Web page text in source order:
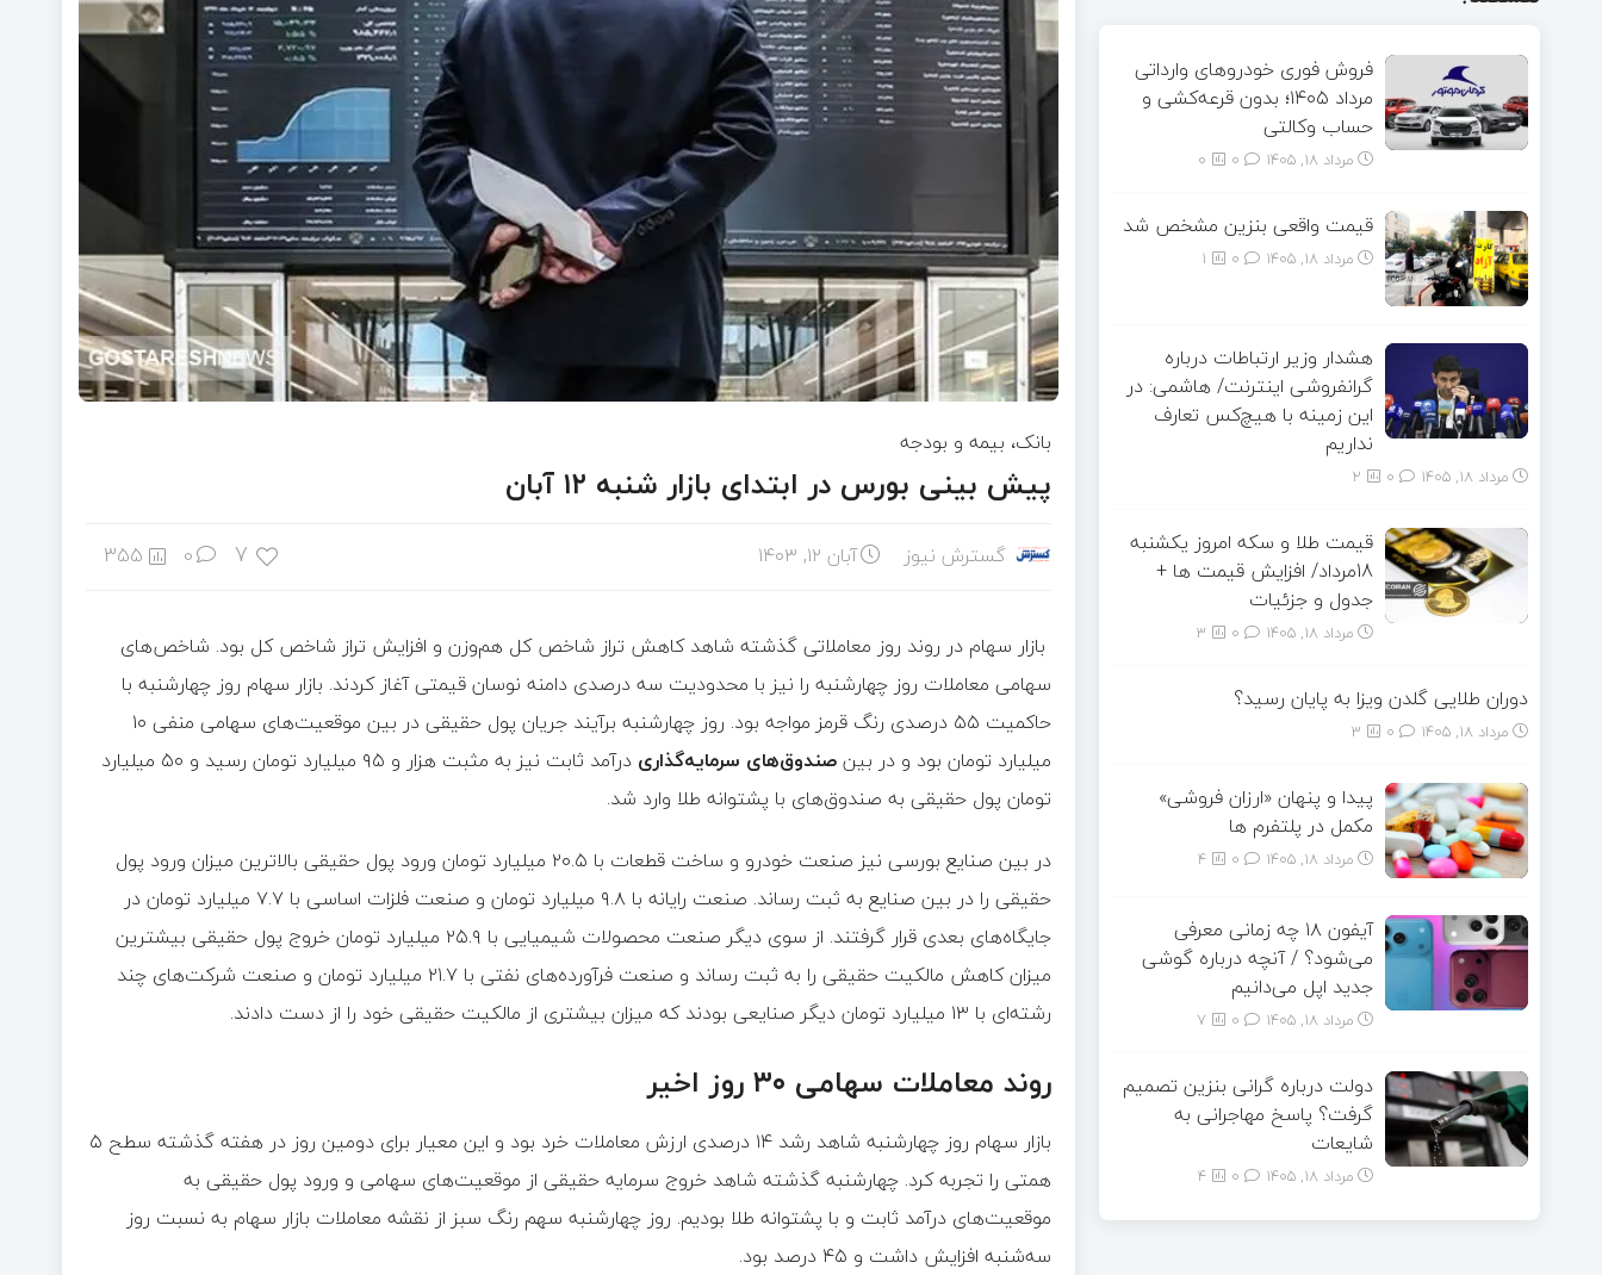
بانک، بیمه و بودجه
پیش بینی بورس در ابتدای بازار شنبه ۱۲ آبان
گسترش نیوز آبان ۱۲, ۱۴۰۳ 7
0
355
بازار سهام در روند روز معاملاتی گذشته شاهد کاهش تراز شاخص کل هم‌وزن و افزایش تراز شاخص کل بود. شاخص‌های
سهامی معاملات روز چهارشنبه را نیز با محدودیت سه درصدی دامنه نوسان قیمتی آغاز کردند. بازار سهام روز چهارشنبه با
حاکمیت ۵۵ درصدی رنگ قرمز مواجه بود. روز چهارشنبه برآیند جریان پول حقیقی در بین موقعیت‌های سهامی منفی ۱۰
میلیارد تومان بود و در بینصندوق‌های سرمایه‌گذاری
درآمد ثابت نیز به مثبت هزار و ۹۵ میلیارد تومان رسید و ۵۰ میلیارد
تومان پول حقیقی به صندوق‌های با پشتوانه طلا وارد شد.
در بین صنایع بورسی نیز صنعت خودرو و ساخت قطعات با ۲۰.۵ میلیارد تومان ورود پول حقیقی بالاترین میزان ورود پول
حقیقی را در بین صنایع به ثبت رساند. صنعت رایانه با ۹.۸ میلیارد تومان و صنعت فلزات اساسی با ۷.۷ میلیارد تومان در
جایگاه‌های بعدی قرار گرفتند. از سوی دیگر صنعت محصولات شیمیایی با ۲۵.۹ میلیارد تومان خروج پول حقیقی بیشترین
میزان کاهش مالکیت حقیقی را به ثبت رساند و صنعت فرآورده‌های نفتی با ۲۱.۷ میلیارد تومان و صنعت شرکت‌های چند
رشته‌ای با ۱۳ میلیارد تومان دیگر صنایعی بودند که میزان بیشتری از مالکیت حقیقی خود را از دست دادند.
روند معاملات سهامی ۳۰ روز اخیر
بازار سهام روز چهارشنبه شاهد رشد ۱۴ درصدی ارزش معاملات خرد بود و این معیار برای دومین روز در هفته گذشته سطح ۵
همتی را تجربه کرد. چهارشنبه گذشته شاهد خروج سرمایه حقیقی از موقعیت‌های سهامی و ورود پول حقیقی به
موقعیت‌های درآمد ثابت و با پشتوانه طلا بودیم. روز چهارشنبه سهم رنگ سبز از نقشه معاملات بازار سهام به نسبت روز
سه‌شنبه افزایش داشت و ۴۵ درصد بود.
فروش فوری خودروهای وارداتی
مرداد ۱۴۰۵؛ بدون قرعه‌کشی و
حساب وکالتی
مرداد ۱۸, ۱۴۰۵ 0
قیمت واقعی بنزین مشخص شد
مرداد ۱۸, ۱۴۰۵ 1
هشدار وزیر ارتباطات درباره
گرانفروشی اینترنت/ هاشمی: در
این زمینه با هیچ‌کس تعارف
نداریم
مرداد ۱۸, ۱۴۰۵ 2
قیمت طلا و سکه امروز یکشنبه
18مرداد/ افزایش قیمت ها +
جدول و جزئیات
مرداد ۱۸, ۱۴۰۵ 3
دوران طلایی گلدن ویزا به پایان رسید؟
مرداد ۱۸, ۱۴۰۵ 3
پیدا و پنهان «ارزان فروشی»
مکمل در پلتفرم ها
مرداد ۱۸, ۱۴۰۵ 4
آیفون ۱۸ چه زمانی معرفی
می‌شود؟ / آنچه درباره گوشی
جدید اپل می‌دانیم
مرداد ۱۸, ۱۴۰۵ 7
دولت درباره گرانی بنزین تصمیم
گرفت؟ پاسخ مهاجرانی به
شایعات
مرداد ۱۸, ۱۴۰۵ 4